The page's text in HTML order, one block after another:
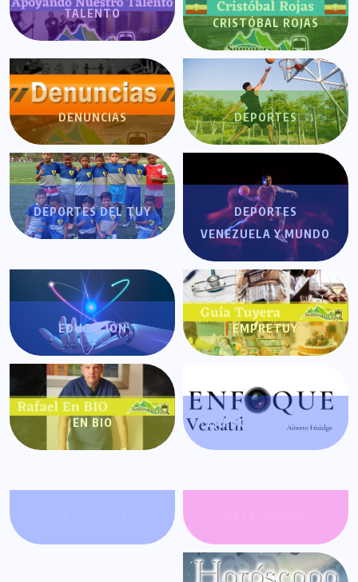
TALENTO
CRISTÓBAL ROJAS
DENUNCIAS DEPORTES
DEPORTES DEL TUY
DEPORTES
VENEZUELA Y MUNDO
EDUCACIÓN EMPRETUY
EN BIO ENFOQUE VERSÁTIL